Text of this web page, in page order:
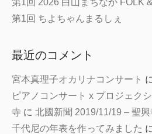
第1回 ちよちゃんまるしぇ
最近のコメント
宮本真理子オカリナコンサート
ピアノコンサート x プロジェク
寺 に 北國新聞 2019/11/19 – 聖興
千代尼の年表を作ってみました